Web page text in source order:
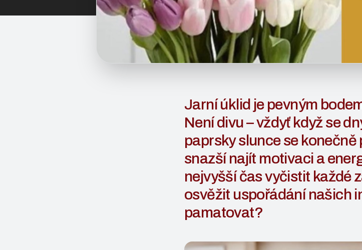
Jarní úklid je pevným
Není divu – vždyť když se
paprsky slunce se
snazší najít motivaci a
nejvyšší čas vyčistit každé
osvěžit uspořádání našich
pamatovat?